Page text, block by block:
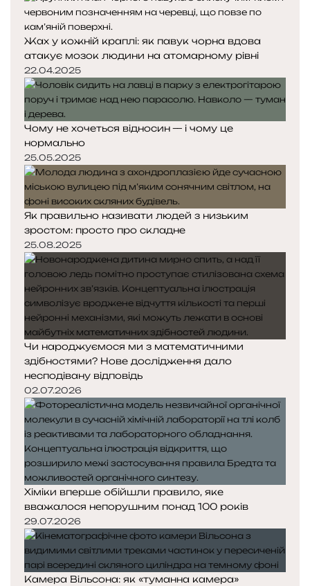
Жах у кожній краплі: як павук чорна вдова
атакує мозок людини на атомарному рівні
22.04.2025
Чому не хочеться відносин — і чому це
нормально
25.05.2025
Як правильно називати людей з низьким
зростом: просто про складне
25.08.2025
Чи народжуємося ми з математичними
здібностями? Нове дослідження дало
несподівану відповідь
02.07.2026
Хіміки вперше обійшли правило, яке
вважалося непорушним понад 100 років
29.07.2026
Камера Вільсона: як «туманна камера»